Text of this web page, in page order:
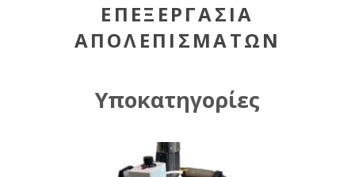
ΕΠΕΞΕΡΓΑΣΊΑ
ΑΠΟΛΕΠΙΣΜΆΤΩΝ
Υποκατηγορίες